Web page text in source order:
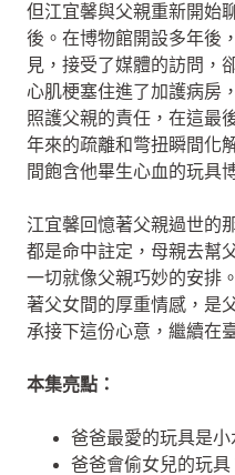
但江宜馨與父親重新開始
後。在博物館開設多年後
見，接受了媒體的訪問，
心肌梗塞住進了加護病房
照護父親的責任，在這最
年來的疏離和彆扭瞬間化
間飽含他畢生心血的玩具
江宜馨回憶著父親過世的
都是命中註定，母親去幫
一切就像父親巧妙的安排
著父女間的厚重情感，是
承接下這份心意，繼續在
本集亮點：
爸爸最愛的玩具是小
爸爸會偷女兒的玩具